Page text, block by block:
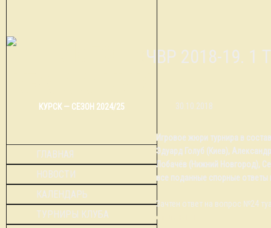
КУРСК — СЕЗОН 2024/25
ГЛАВНАЯ
НОВОСТИ
КАЛЕНДАРЬ
ТУРНИРЫ КЛУБА
ОЧВР 2018-19.
30.10.2018
Игровое жюри турнира в
Эдуард Голуб (Киев),
Лобачёв (Нижний Новгород),
все поданные спорные
Зачтен ответ на вопрос №24
отклонены.